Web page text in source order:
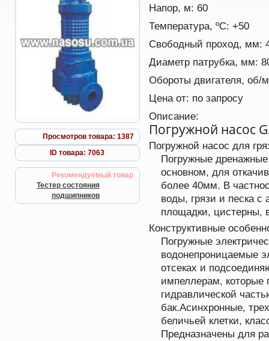
Просмотров товара: 1387
ID товара: 7063
Рекомендуемый товар
Тестер состояния
подшипников
Напор, м: 60
Температура, ºС: +50
Свободный проход, мм:
Диаметр патрубка, мм:
Обороты двигателя, об/
Цена от: по запросу
Описание:
Погружной насос
Погружной насос для
Погружные
основном, для
более 40мм. В
воды, грязи и песка
площадки, цистерны,
Конструктивные
Погружные
водонепроницаемые
отсеках и
импеллерам, которые
гидравлической
бак.Асинхронные,
беличьей клетки,
Предназначены для